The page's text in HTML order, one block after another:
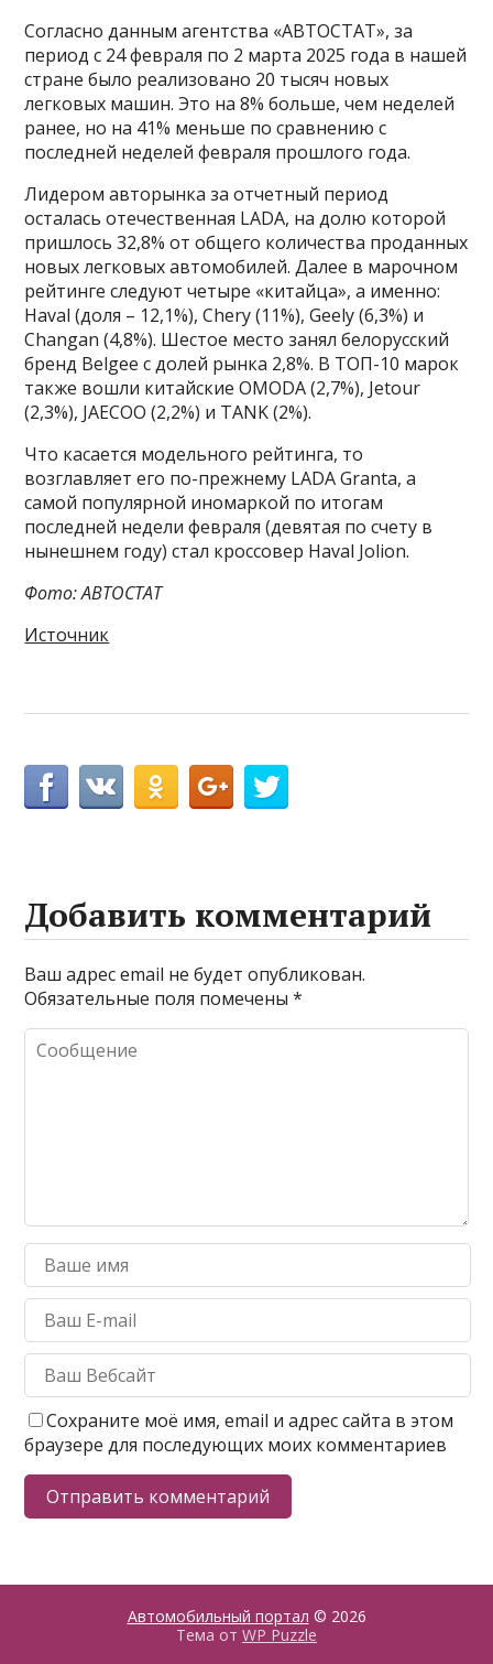
Согласно данным агентства «АВТОСТАТ», за
период с 24 февраля по 2 марта 2025 года в нашей
стране было реализовано 20 тысяч новых
легковых машин. Это на 8% больше, чем неделей
ранее, но на 41% меньше по сравнению с
последней неделей февраля прошлого года.
Лидером авторынка за отчетный период
осталась отечественная LADA, на долю которой
пришлось 32,8% от общего количества проданных
новых легковых автомобилей. Далее в марочном
рейтинге следуют четыре «китайца», а именно:
Haval (доля – 12,1%), Chery (11%), Geely (6,3%) и
Changan (4,8%). Шестое место занял белорусский
бренд Belgee с долей рынка 2,8%. В ТОП-10 марок
также вошли китайские OMODA (2,7%), Jetour
(2,3%), JAECOO (2,2%) и TANK (2%).
Что касается модельного рейтинга, то
возглавляет его по-прежнему LADA Granta, а
самой популярной иномаркой по итогам
последней недели февраля (девятая по счету в
нынешнем году) стал кроссовер Haval Jolion.
Фото: АВТОСТАТ
Источник
Добавить комментарий
Ваш адрес email не будет опубликован.
Обязательные поля помечены*
Сохраните моё имя, email и адрес сайта в этом
браузере для последующих моих комментариев
Автомобильный портал © 2026
Тема от WP Puzzle